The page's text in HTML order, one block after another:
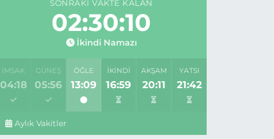
SONRAKI VAKTE KALAN
02:30:09
İkindi Namazı
İMSAK
04:18
GÜNEŞ
05:56
ÖĞLE
13:09
İKINDI
16:59
AKŞAM
20:11
YATSI
21:42
Aylık Vakitler